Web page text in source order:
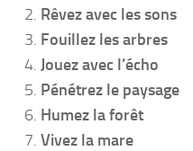
Rêvez avec les sons
Fouillez les arbres
Jouez avec l’écho
Pénétrez le paysage
Humez la forêt
Vivez la mare